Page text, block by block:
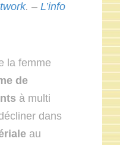
. – L’info
la femme
de
à multi
dans
au